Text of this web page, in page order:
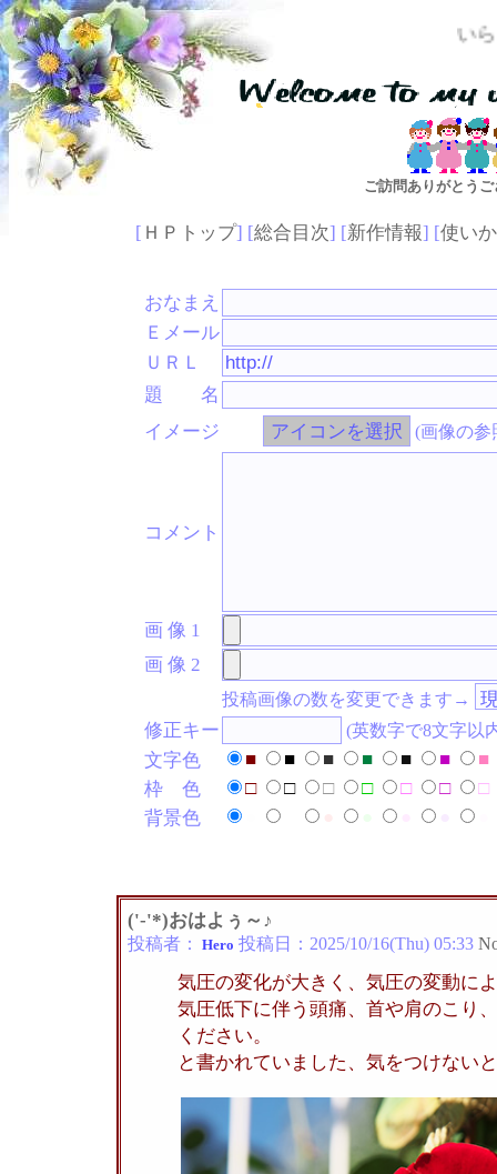
いらっしゃい
ご訪問ありがとう
[ ＨＰトップ] [総合目次] [新作情報] [使い
おなまえ
Ｅメール
ＵＲＬ
題 名
イメージ
(画像の参
コメント
画 像 1
画 像 2
投稿画像の数を変更できます→
修正キー (英数字で8文字以
文字色 ■ ■ ■ ■ ■ ■
■
枠 色
□ □ □ □ □ □
□
背景色
('-'*)おはよぅ～♪
投稿者： Hero 投稿日： 2025/10/16(Thu) 05:33
気圧の変化が大きく、気圧の変動に
気圧低下に伴う頭痛、首や肩のこり
ください。
と書かれていました、気をつけない